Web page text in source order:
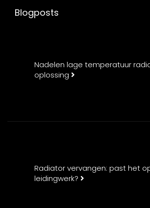
Blogposts
Nadelen lage temperatuur
oplossing
Radiator vervangen: past het
leidingwerk?